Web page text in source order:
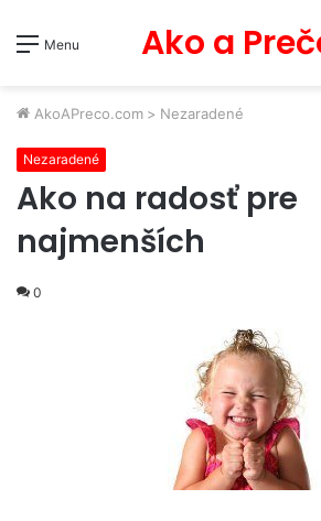
Menu Ako a
AkoAPreco.com > Nezaradené
Nezaradené
Ako na radosť pre
najmenších
0